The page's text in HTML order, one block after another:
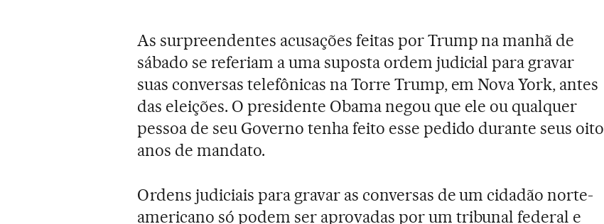
As surpreendentes acusações feitas por Trump na manhã de
sábado se referiam a uma suposta ordem judicial para gravar
suas conversas telefônicas na Torre Trump, em Nova York, antes
das eleições. O presidente Obama negou que ele ou qualquer
pessoa de seu Governo tenha feito esse pedido durante seus oito
anos de mandato.
Ordens judiciais para gravar as conversas de um cidadão norte-
americano só podem ser aprovadas por um tribunal federal e